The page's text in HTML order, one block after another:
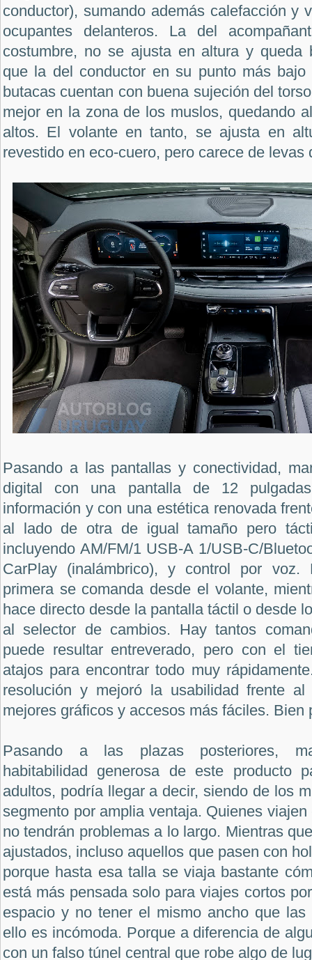
conductor), sumando además calefacción y
ocupantes delanteros. La del
costumbre, no se ajusta en altura y queda
que la del conductor en su punto más
butacas cuentan con buena sujeción del
mejor en la zona de los muslos, quedando
altos. El volante en tanto, se ajusta en
revestido en eco-cuero, pero carece de levas
Pasando a las pantallas y conectividad,
digital con una pantalla de 12
información y con una estética renovada
al lado de otra de igual tamaño pero
incluyendo AM/FM/1 USB-A 1/USB-C/
CarPlay (inalámbrico), y control por voz.
primera se comanda desde el volante,
hace directo desde la pantalla táctil o desde
al selector de cambios. Hay tantos
puede resultar entreverado, pero con el
atajos para encontrar todo muy
resolución y mejoró la usabilidad frente al
mejores gráficos y accesos más fáciles. Bien
Pasando a las plazas posteriores,
habitabilidad generosa de este producto
adultos, podría llegar a decir, siendo de los
segmento por amplia ventaja. Quienes
no tendrán problemas a lo largo. Mientras
ajustados, incluso aquellos que pasen con
porque hasta esa talla se viaja bastante
está más pensada solo para viajes cortos
espacio y no tener el mismo ancho que
ello es incómoda. Porque a diferencia de
con un falso túnel central que robe algo de